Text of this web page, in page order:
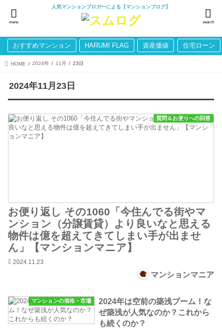
人気マンションブロガーによる【マンションブログ】
search
menu
おすすめマンション HARUMI FLAG 資産価値 住宅ローン
HOME 2024年 11月 23日
2024年11月23日
質問＆お便りへの回答
お便り返し その1060「今住んでる街やマ
ンション（分譲賃貸）より良いなと思える
物件は億を超えてきてしまい手が出ませ
ん」【マンションマニア】
2024.11.23
マンションマニア
マンションの価格・市場
2024年は空前の築浅ブーム！な
ぜ築浅が人気なのか？これから
も続くのか？